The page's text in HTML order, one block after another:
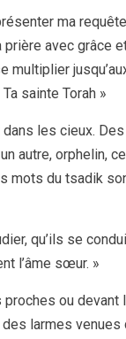
ma
prière avec grâce
sainte Torah »
les cieux.
autre, orphelin,
mots du tsadik
qu’ils se
l’âme sœur. »
ou devant
larmes